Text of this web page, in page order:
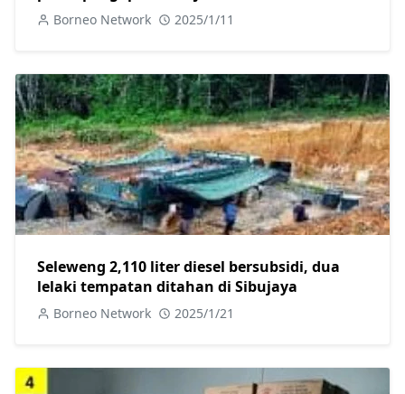
Borneo Network 2025/1/11
Seleweng 2,110 liter diesel bersubsidi, dua
lelaki tempatan ditahan di Sibujaya
Borneo Network 2025/1/21